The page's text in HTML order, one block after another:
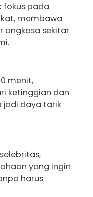
fokus pada
membawa
angkasa sekitar
menit,
ketinggian dan
jadi daya tarik
yang ingin
harus